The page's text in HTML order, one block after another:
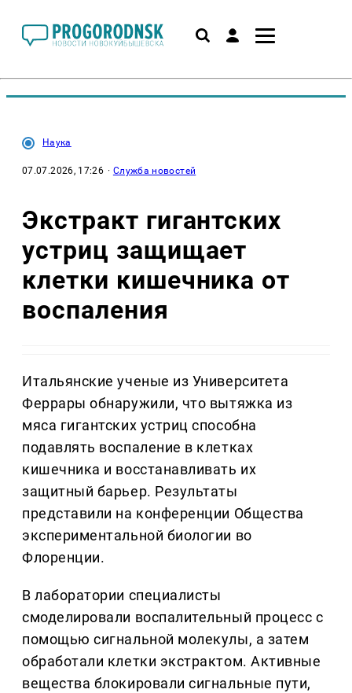
Наука
07.07.2026, 17:26 · Служба новостей
Экстракт гигантских
устриц защищает
клетки кишечника от
воспаления
Итальянские ученые из Университета
Феррары обнаружили, что вытяжка из
мяса гигантских устриц способна
подавлять воспаление в клетках
кишечника и восстанавливать их
защитный барьер. Результаты
представили на конференции Общества
экспериментальной биологии во
Флоренции.
В лаборатории специалисты
смоделировали воспалительный процесс с
помощью сигнальной молекулы, а затем
обработали клетки экстрактом. Активные
вещества блокировали сигнальные пути,